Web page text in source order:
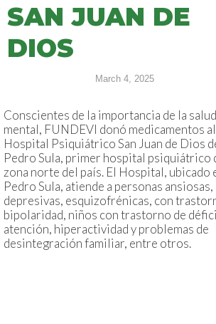
SAN JUAN DE
DIOS
March 4, 2025
Conscientes de la importancia de la salud
mental, FUNDEVI donó medicamentos al
Hospital Psiquiátrico San Juan de Dios
Pedro Sula, primer hospital psiquiátrico
zona norte del país. El Hospital, ubicado
Pedro Sula, atiende a personas ansiosas,
depresivas, esquizofrénicas, con
bipolaridad, niños con trastorno de
atención, hiperactividad y problemas de
desintegración familiar, entre otros.